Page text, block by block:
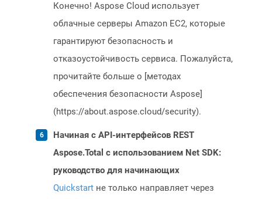
Конечно! Aspose Cloud использует
облачные серверы Amazon EC2, которые
гарантируют безопасность и
отказоустойчивость сервиса. Пожалуйста,
прочитайте больше о [методах
обеспечения безопасности Aspose]
(https://about.aspose.cloud/security).
Начиная с API-интерфейсов REST
Aspose.Total с использованием Net SDK:
руководство для начинающих
Quickstart не только направляет через